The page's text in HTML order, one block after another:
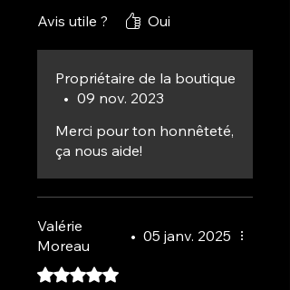
Avis utile ?
Oui
Propriétaire de la boutique
• 09 nov. 2023
Merci pour ton honnêteté,
ça nous aide!
Valérie
Moreau
• 05 janv. 2025
Noté 5 sur 5.